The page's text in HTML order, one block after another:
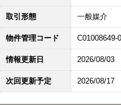
取引形態 一般媒介
物件管理コード C01008649-
情報更新日 2026/08/03
次回更新予定 2026/08/17